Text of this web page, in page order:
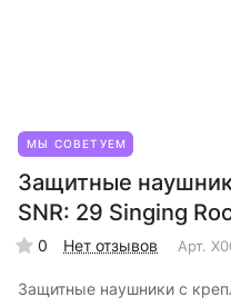
МЫ СОВЕТУЕМ
Защитные
SNR: 29 Singing
0 Нет отзывов Арт.
Защитные наушники с